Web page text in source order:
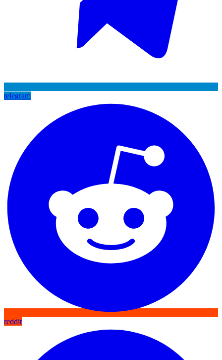
telegram
reddit